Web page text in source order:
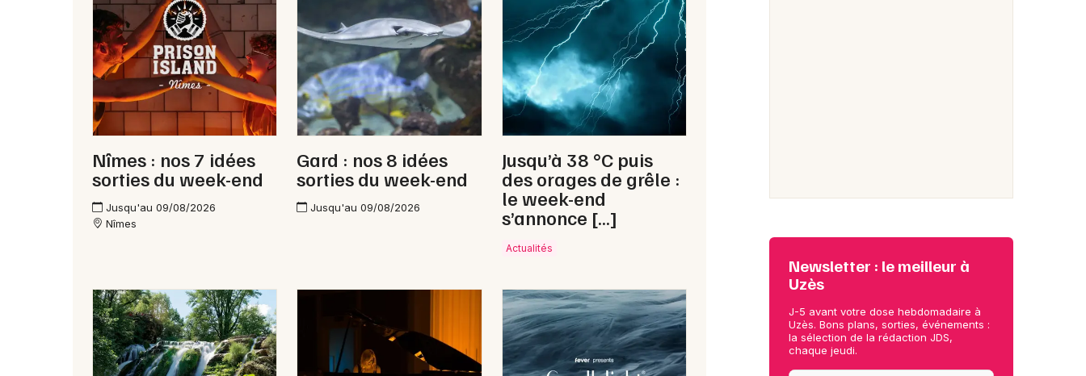
Concerts de Noël en Occitanie
Newsletter des sorties
Actus à Uzès
Magazine à Uzès
Nîmes : nos 7 idées
sorties du week-end
Jusqu'au 09/08/2026
Nîmes
Gard : nos 8 idées
sorties du week-end
Jusqu'au 09/08/2026
Jusqu’à 38 °C puis
des orages de grêle :
le week-end
s’annonce […]
Actualités
Newsletter : le meilleur à
Uzès
J-5 avant votre dose hebdomadaire à
Uzès. Bons plans, sorties, événements :
la sélection de la rédaction JDS,
chaque jeudi.